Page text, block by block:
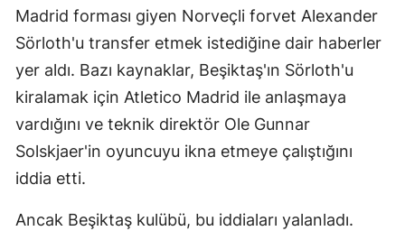
Madrid forması giyen Norveçli forvet Alexander
Sörloth'u transfer etmek istediğine dair haberler
yer aldı. Bazı kaynaklar, Beşiktaş'ın Sörloth'u
kiralamak için Atletico Madrid ile anlaşmaya
vardığını ve teknik direktör Ole Gunnar
Solskjaer'in oyuncuyu ikna etmeye çalıştığını
iddia etti.
Ancak Beşiktaş kulübü, bu iddiaları yalanladı.